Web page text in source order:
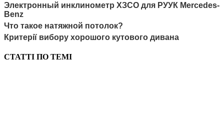
Электронный инклинометр ХЗСО для РУУК Mercedes-
Benz
Что такое натяжной потолок?
Критерії вибору хорошого кутового дивана
СТАТТІ ПО ТЕМІ